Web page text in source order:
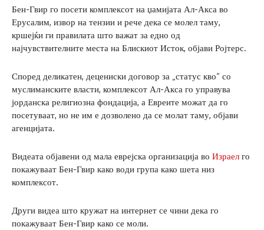
Бен-Гвир го посети комплексот на џамијата Ал-Акса во
Ерусалим, извор на тензии и рече дека се молел таму,
кршејќи ги правилата што важат за едно од
најчувствителните места на Блискиот Исток, објави Ројтерс.
Според деликатен, децениски договор за „статус кво“ со
муслиманските власти, комплексот Ал-Акса го управува
јорданска религиозна фондација, а Евреите можат да го
посетуваат, но не им е дозволено да се молат таму, објави
агенцијата.
Видеата објавени од мала еврејска организација во Израел го
покажуваат Бен-Гвир како води група како шета низ
комплексот.
Други видеа што кружат на интернет се чини дека го
покажуваат Бен-Гвир како се моли.